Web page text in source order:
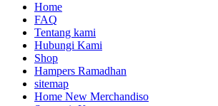
Home
FAQ
Tentang kami
Hubungi Kami
Shop
Hampers Ramadhan
sitemap
Home New Merchandiso